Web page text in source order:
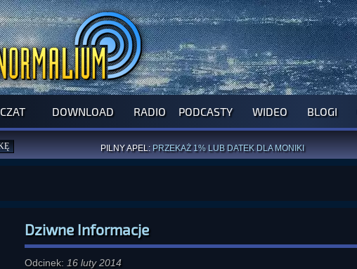
CZAT DOWNLOAD RADIO PODCASTY WIDEO BLOGI
SPRAWDŹ PROGRAM NA NAJBLIŻSZY TYDZIEŃ
JUŻ DZIŚ WYPRÓBUJ NASZE OFICJALNE APLIKACJE
PILNY APEL: PRZEKAŻ 1% LUB DATEK DLA MONIKI
NOWE KSIĄŻKI AUTORSTWAA. MIAZGIID. TRELI
Dziwne Informacje
Odcinek: 16 luty 2014